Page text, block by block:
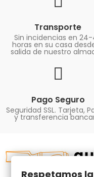
Transporte
Sin incidencias en
horas en su casa
salida de nuestro
Pago Seguro
Seguridad SSL. Tarjeta,
y transferencia
Respetamos